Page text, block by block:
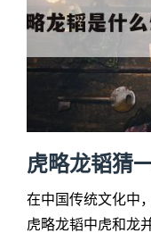
虎略龙韬猜
在中国传统文化中
虎略龙韬中虎和龙